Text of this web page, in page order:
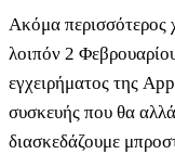
Ακόμα περισσότερος
λοιπόν 2
εγχειρήματος της
συσκευής που θα
διασκεδάζουμε